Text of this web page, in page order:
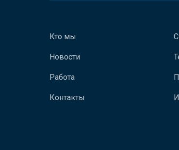
Кто мы
Новости
Работа
Контакты